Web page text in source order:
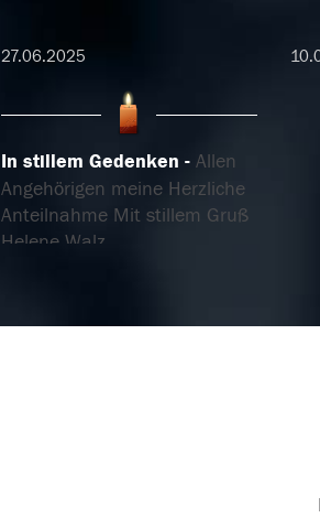
27.06.2025
In stillem Gedenken
Allen
Angehörigen meine Herzliche
Anteilnahme Mit stillem Gruß
Helene Walz